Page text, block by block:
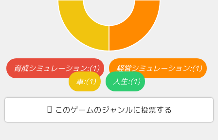
育成シミュレーション:(1)
経営シミュレーション:(1)
車:(1)
人生:(1)
このゲームのジャンルに投票する